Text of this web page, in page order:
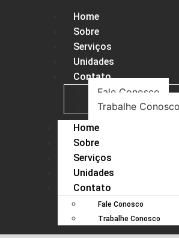
Home
Sobre
Serviços
Unidades
Contato
Fale Conosco
Trabalhe Conosco
Home
Sobre
Serviços
Unidades
Contato
Fale Conosco
Trabalhe Conosco